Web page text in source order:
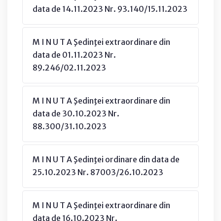
data de 14.11.2023 Nr. 93.140/15.11.2023
M I N U T A Şedinţei extraordinare din
data de 01.11.2023 Nr.
89.246/02.11.2023
M I N U T A Şedinţei extraordinare din
data de 30.10.2023 Nr.
88.300/31.10.2023
M I N U T A Şedinţei ordinare din data de
25.10.2023 Nr. 87003/26.10.2023
M I N U T A Şedinţei extraordinare din
data de 16.10.2023 Nr.